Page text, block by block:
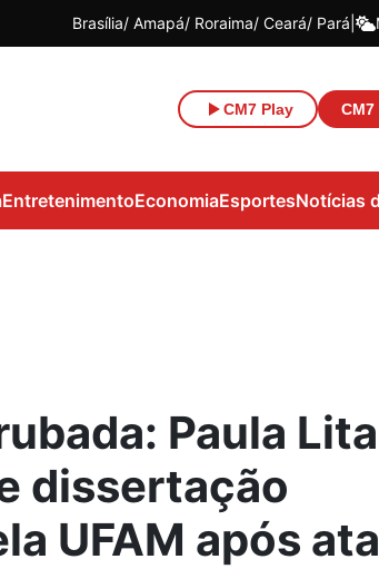
Brasília Amapá Roraima Ceará Pará
CM7 Play
EntretenimentoEconomiaEsportesNotícias
Paula
dissertação
UFAM após